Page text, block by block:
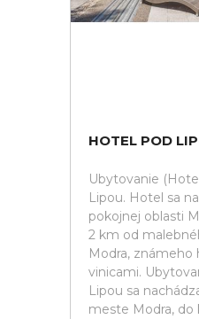
HOTEL POD
Ubytovanie
Lipou. Hotel sa
pokojnej oblasti
2 km od
Modra, známeho
vinicami.
Lipou sa
meste Modra, do